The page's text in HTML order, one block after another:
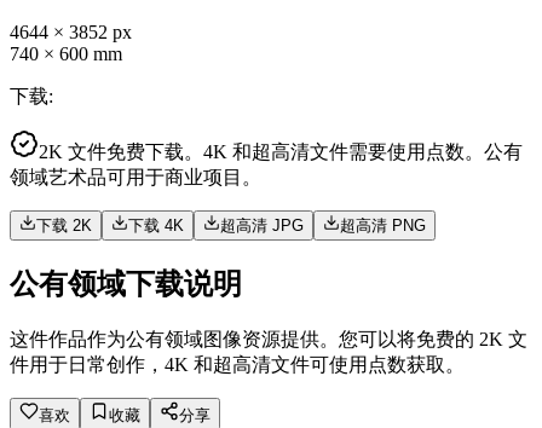
4644 × 3852 px
740 × 600 mm
下载:
2K 文件免费下载。4K 和超高清文件需要使用点数。公有
领域艺术品可用于商业项目。
下载 2K 下载 4K 超高清 JPG 超高清 PNG
公有领域下载说明
这件作品作为公有领域图像资源提供。您可以将免费的 2K 文
件用于日常创作，4K 和超高清文件可使用点数获取。
喜欢 收藏 分享